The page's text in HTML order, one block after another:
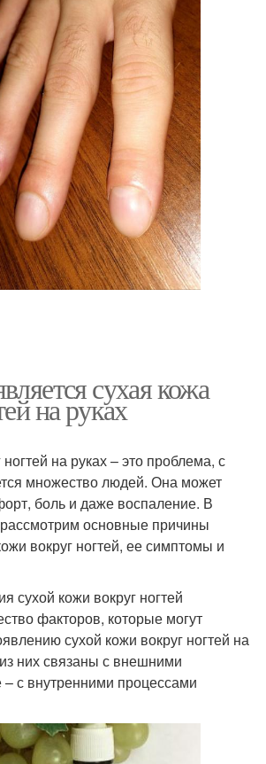
сухая кожа
на руках
на руках – это проблема, с
множество людей. Она может
боль и даже воспаление. В
основные причины
вокруг ногтей, ее симптомы и
сухой кожи вокруг ногтей
факторов, которые могут
сухой кожи вокруг ногтей на
них связаны с внешними
– с внутренними процессами